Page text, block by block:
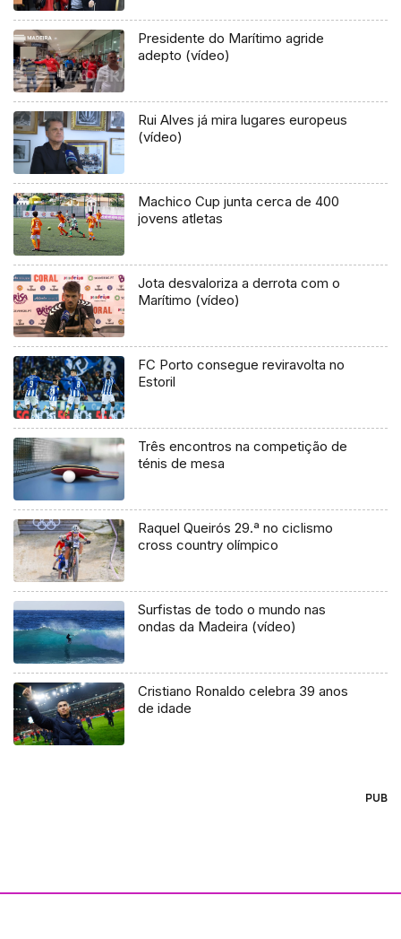
Presidente do Marítimo agride
adepto (vídeo)
Rui Alves já mira lugares europeus
(vídeo)
Machico Cup junta cerca de 400
jovens atletas
Jota desvaloriza a derrota com o
Marítimo (vídeo)
FC Porto consegue reviravolta no
Estoril
Três encontros na competição de
ténis de mesa
Raquel Queirós 29.ª no ciclismo
cross country olímpico
Surfistas de todo o mundo nas
ondas da Madeira (vídeo)
Cristiano Ronaldo celebra 39 anos
de idade
PUB